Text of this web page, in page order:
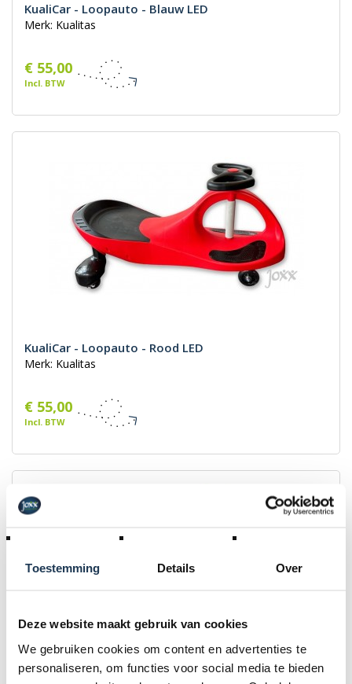
Toestemming Details Over
Deze website maakt gebruik van cookies
We gebruiken cookies om content en advertenties te
personaliseren, om functies voor social media te bieden
KualiCar - Loopauto - Blauw LED
Merk: Kualitas
€ 55,00
Incl. BTW
KualiCar - Loopauto - Rood LED
Merk: Kualitas
€ 55,00
Incl. BTW